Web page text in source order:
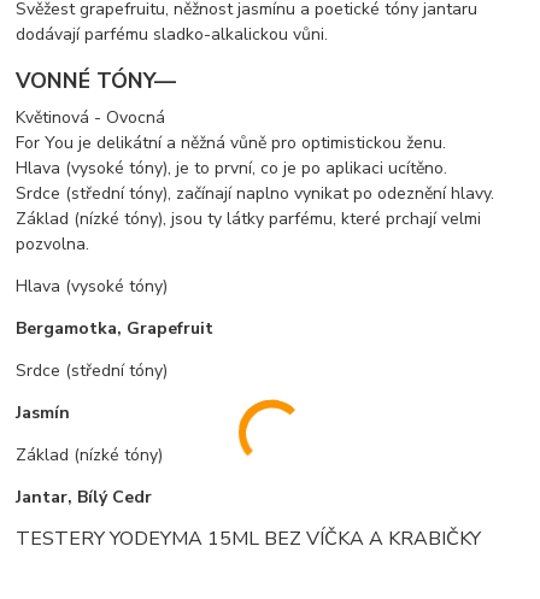
Svěžest grapefruitu, něžnost jasmínu a poetické tóny jantaru
dodávají parfému sladko-alkalickou vůni.
VONNÉ TÓNY—
Květinová - Ovocná
For You je delikátní a něžná vůně pro optimistickou ženu.
Hlava (vysoké tóny), je to první, co je po aplikaci ucítěno.
Srdce (střední tóny), začínají naplno vynikat po odeznění hlavy.
Základ (nízké tóny), jsou ty látky parfému, které prchají velmi
pozvolna.
Hlava (vysoké tóny)
Bergamotka, Grapefruit
Srdce (střední tóny)
Jasmín
Základ (nízké tóny)
Jantar, Bílý Cedr
TESTERY YODEYMA 15ML BEZ VÍČKA A KRABIČKY